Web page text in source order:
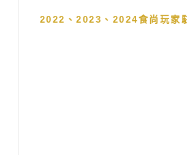
2022、2023、2024食尚玩家